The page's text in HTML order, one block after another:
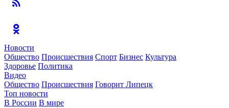
Новости
Общество Происшествия Спорт Бизнес Культура
Здоровье Политика
Видео
Общество Происшествия Говорит Липецк
Топ новости
В России В мире